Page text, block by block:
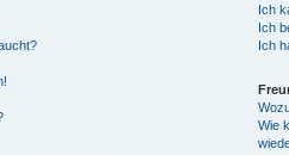
Ich
Ich
Ich
Wie